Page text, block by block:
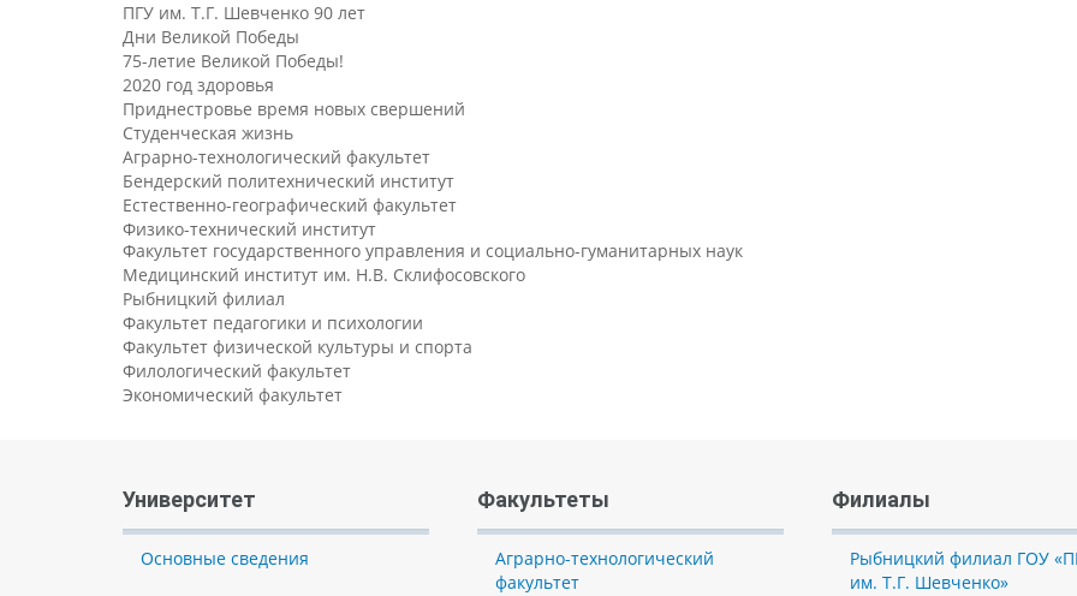
ПГУ им. Т.Г. Шевченко 90 лет
Дни Великой Победы
75-летие Великой Победы!
2020 год здоровья
Приднестровье время новых свершений
Студенческая жизнь
Аграрно-технологический факультет
Бендерский политехнический институт
Естественно-географический факультет
Физико-технический институт
Факультет государственного управления и социально-гуманитарных наук
Медицинский институт им. Н.В. Склифосовского
Рыбницкий филиал
Факультет педагогики и психологии
Факультет физической культуры и спорта
Филологический факультет
Экономический факультет
Университет
Основные сведения
Факультеты
Аграрно-технологический
факультет
Филиалы
Рыбницкий филиал ГОУ
им. Т.Г. Шевченко»